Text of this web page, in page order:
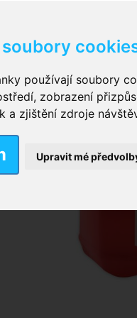
používají soubory
zobrazení
a zjištění zdroje
Upravit mé
kalhotky zalepovací
vložky pro muže
plavky,